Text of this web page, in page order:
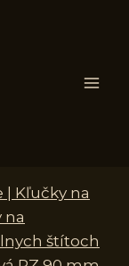
| Kľučky na
na
štítoch